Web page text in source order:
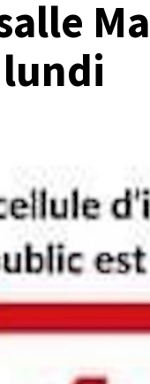
lundi